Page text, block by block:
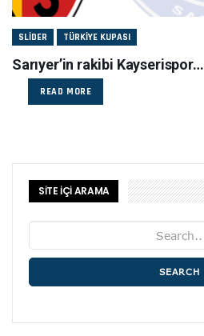
SLIDER TÜRKIYE KUPASI
Sarıyer’in rakibi Kayserispor…
READ MORE
SİTE İÇİ ARAMA
SEARCH